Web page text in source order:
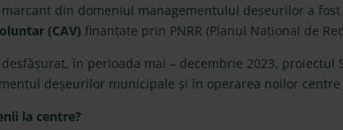
marcant din domeniul managementului deșeurilor a
(CAV)finanțate prin PNRR (Planul Național de
desfășurat, în perioada mai – decembrie 2023, proiectul
deșeurilor municipale și în operarea noilor centre
la centre?